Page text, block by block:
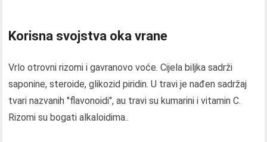
Korisna svojstva oka vrane
Vrlo otrovni rizomi i gavranovo voće. Cijela biljka sadrži
saponine, steroide, glikozid piridin. U travi je nađen sadržaj
tvari nazvanih "flavonoidi", au travi su kumarini i vitamin C.
Rizomi su bogati alkaloidima..